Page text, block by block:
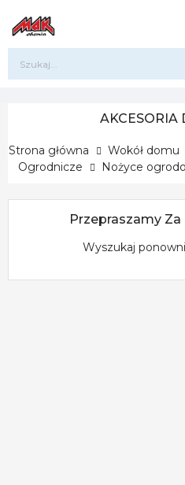
AKCESORIA
Strona główna Wokół domu
Ogrodnicze
Nożyce
Przepraszamy
Wyszukaj